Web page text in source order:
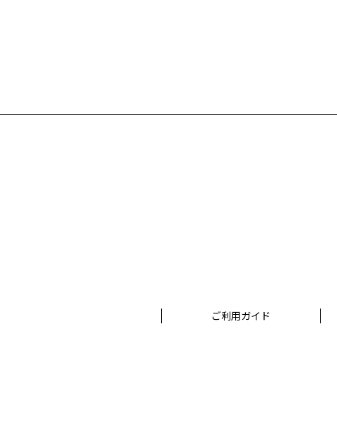
ご利用ガイド